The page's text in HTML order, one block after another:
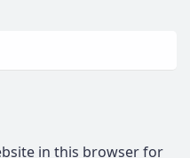
in this browser for